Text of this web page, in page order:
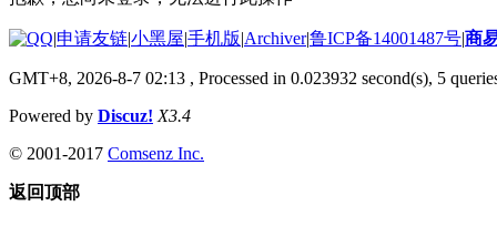
|申请友链|小黑屋|手机版|Archiver|鲁ICP备14001487号|商
GMT+8, 2026-8-7 02:13 , Processed in 0.023932 second(s), 5
Powered by Discuz! X3.4
© 2001-2017 Comsenz Inc.
返回顶部